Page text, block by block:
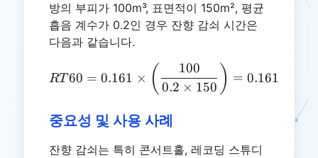
방의 부피가 100m³, 표면적이 150m², 평균
흡음 계수가 0.2인 경우 잔향 감쇠 시간은
다음과 같습니다.
RT60 = 0.161 \times
RT 60 = 0.161 × ( 0.2 × 150
100 ) = 0.161
중요성 및 사용 사례
잔향 감쇠는 특히 콘서트홀, 레코딩 스튜디